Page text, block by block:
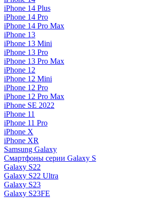
iPhone 14 Plus
iPhone 14 Pro
iPhone 14 Pro Max
iPhone 13
iPhone 13 Mini
iPhone 13 Pro
iPhone 13 Pro Max
iPhone 12
iPhone 12 Mini
iPhone 12 Pro
iPhone 12 Pro Max
iPhone SE 2022
iPhone 11
iPhone 11 Pro
iPhone X
iPhone XR
Samsung Galaxy
Смартфоны серии Galaxy S
Galaxy S22
Galaxy S22 Ultra
Galaxy S23
Galaxy S23FE